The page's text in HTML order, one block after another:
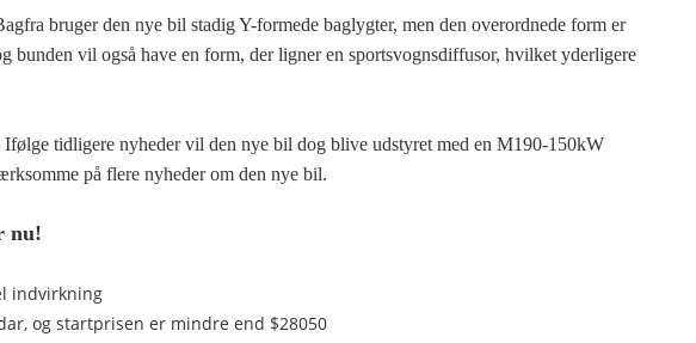
bruger den nye bil stadig Y-formede baglygter, men den overordnede form er
bunden vil også have en form, der ligner en sportsvognsdiffusor, hvilket yderligere
tidligere nyheder vil den nye bil dog blive udstyret med en M190-150kW
på flere nyheder om den nye bil.
nu!
indvirkning
og startprisen er mindre end $28050